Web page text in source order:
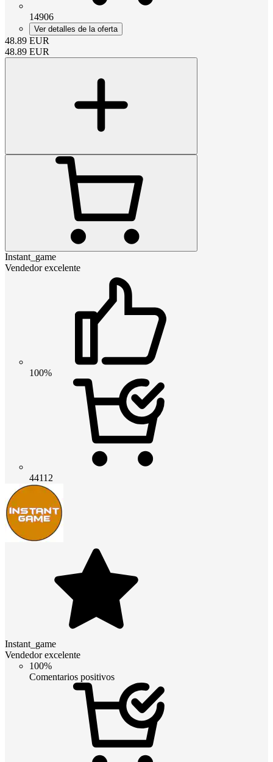
14906
Ver detalles de la oferta
48.89 EUR
48.89 EUR
Instant_game
Vendedor excelente
100%
44112
Instant_game
Vendedor excelente
100%
Comentarios positivos